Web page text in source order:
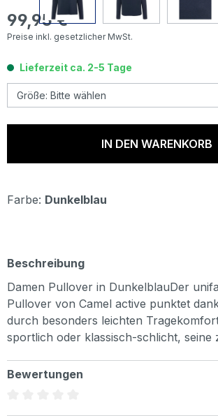
Regulärer Preis:
99,95 €
Preise inkl. gesetzlicher MwSt.
Lieferzeit ca. 2-5 Tage
IN DEN WARENKORB
Farbe: Dunkelblau
Beschreibung
Damen Pullover in DunkelblauDer
Pullover von Camel active punktet
durch besonders leichten
sportlich oder klassisch-schlicht, seine
Bewertungen